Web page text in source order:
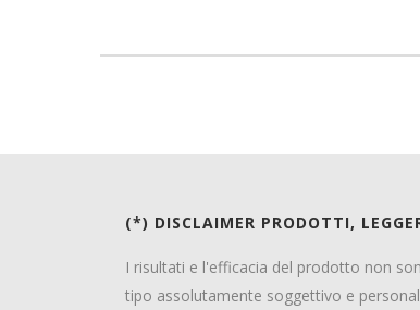
(*) DISCLAIMER PRODOTTI,
I risultati e l'efficacia del prodotto non
tipo assolutamente soggettivo e